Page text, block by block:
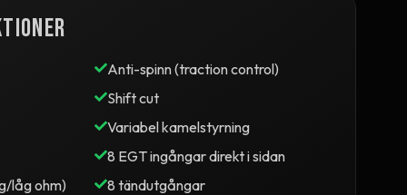
Anti-spinn (traction control)
Shift cut
Variabel kamelstyrning
8 EGT ingångar direkt i sidan
låg ohm)
8 tändutgångar